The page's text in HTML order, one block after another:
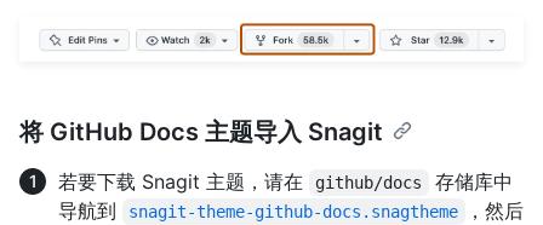
将 GitHub Docs 主题导入 Snagit
若要下载 Snagit 主题，请在 github/docs
存储库中
导航到
snagit-theme-github-docs.snagtheme
，然后